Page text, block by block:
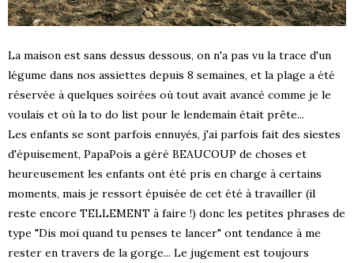
La maison est sans dessus dessous, on n'a pas vu la trace d'un
légume dans nos assiettes depuis 8 semaines, et la plage a été
réservée à quelques soirées où tout avait avancé comme je le
voulais et où la to do list pour le lendemain était prête...
Les enfants se sont parfois ennuyés, j'ai parfois fait des siestes
d'épuisement, PapaPois a géré BEAUCOUP de choses et
heureusement les enfants ont été pris en charge à certains
moments, mais je ressort épuisée de cet été à travailler (il
reste encore TELLEMENT à faire !) donc les petites phrases de
type "Dis moi quand tu penses te lancer" ont tendance à me
rester en travers de la gorge... Le jugement est toujours